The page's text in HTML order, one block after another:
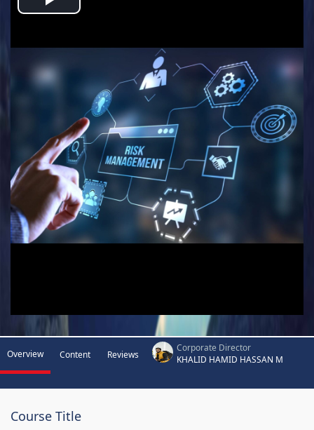
Play
Video
Overview Content Reviews
Corporate Director
KHALID HAMID HASSAN M
Course Title